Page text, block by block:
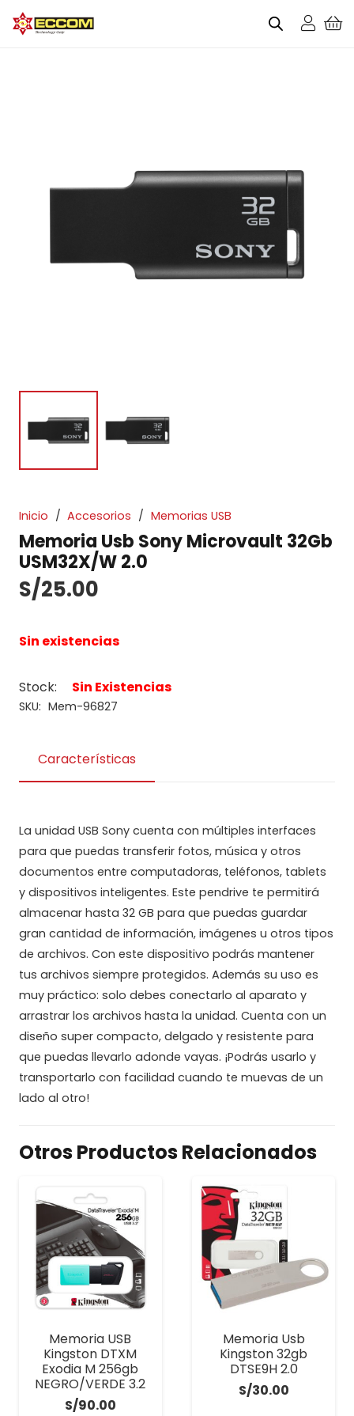
Inicio / Accesorios / Memorias USB
Memoria Usb Sony Microvault 32Gb
USM32X/W 2.0
S/25.00
Sin existencias
Stock: Sin Existencias
SKU: Mem-96827
Características
La unidad USB Sony cuenta con múltiples interfaces
para que puedas transferir fotos, música y otros
documentos entre computadoras, teléfonos, tablets
y dispositivos inteligentes. Este pendrive te permitirá
almacenar hasta 32 GB para que puedas guardar
gran cantidad de información, imágenes u otros tipos
de archivos. Con este dispositivo podrás mantener
tus archivos siempre protegidos. Además su uso es
muy práctico: solo debes conectarlo al aparato y
arrastrar los archivos hasta la unidad. Cuenta con un
diseño super compacto, delgado y resistente para
que puedas llevarlo adonde vayas. ¡Podrás usarlo y
transportarlo con facilidad cuando te muevas de un
lado al otro!
Otros Productos Relacionados
Memoria USB
Kingston DTXM
Exodia M 256gb
NEGRO/VERDE 3.2
S/90.00
Memoria Usb
Kingston 32gb
DTSE9H 2.0
S/30.00